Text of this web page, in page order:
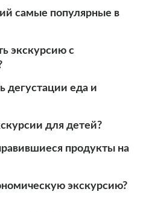
самые популярные в
экскурсию с
дегустации еда и
для детей?
продукты на
экскурсию?